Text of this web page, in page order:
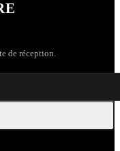
de réception.